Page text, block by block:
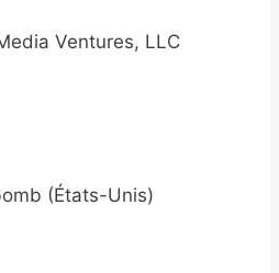
Ventures, LLC
(États-Unis)